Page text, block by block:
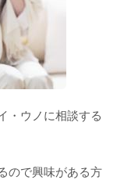
・ウノに相談する
ので興味がある方